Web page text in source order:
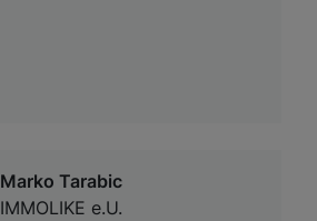
Marko Tarabic
IMMOLIKE e.U.